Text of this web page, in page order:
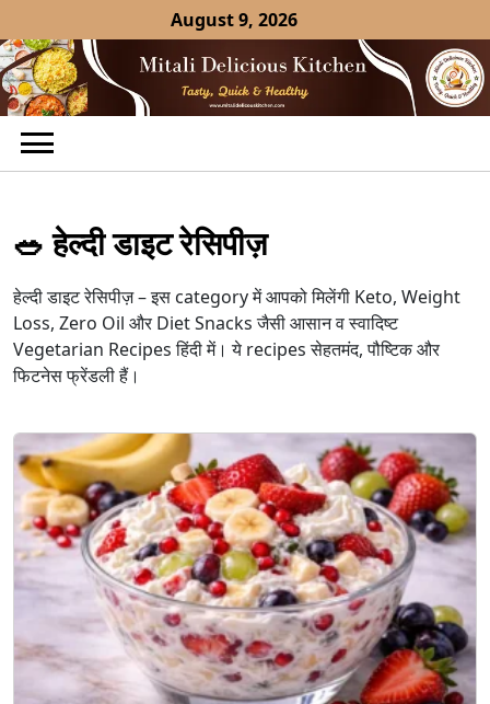
to
content
August 9, 2026
🥗 हेल्दी डाइट रेसिपीज़
हेल्दी डाइट रेसिपीज़ – इस category में आपको मिलेंगी Keto, Weight
Loss, Zero Oil और Diet Snacks जैसी आसान व स्वादिष्ट
Vegetarian Recipes हिंदी में। ये recipes सेहतमंद, पौष्टिक और
फिटनेस फ्रेंडली हैं।